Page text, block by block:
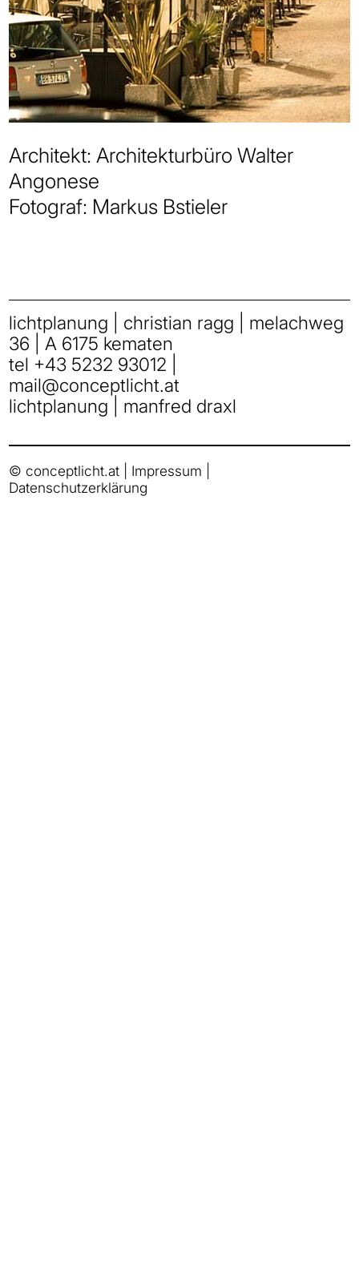
Architekt: Architekturbüro Walter
Angonese
Fotograf: Markus Bstieler
lichtplanung | christian ragg | melachweg
36 | A 6175 kematen
tel +43 5232 93012
mail@conceptlicht.at
lichtplanung | manfred draxl
© conceptlicht.at | Impressum
Datenschutzerklärung